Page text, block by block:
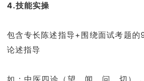
4.技能实操
包含专长陈述指导+围绕面试考题的
论述指导